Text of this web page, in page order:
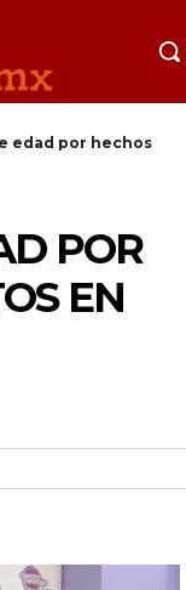
edad por hechos
POR
EN